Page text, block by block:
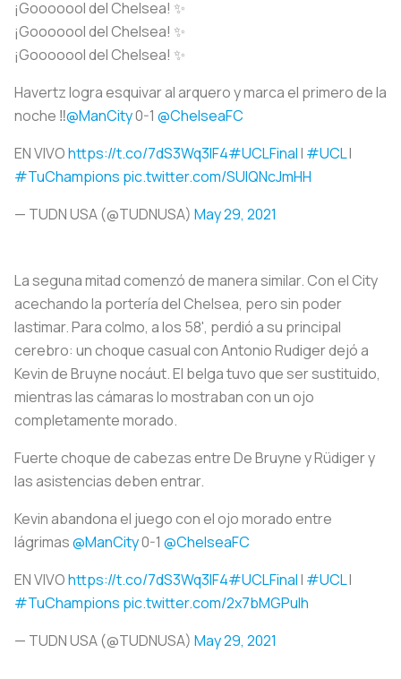
¡Gooooool del Chelsea! ✨
¡Gooooool del Chelsea! ✨
¡Gooooool del Chelsea! ✨
Havertz logra esquivar al arquero y marca el primero de la
noche ‼️@ManCity0-1 @ChelseaFC
EN VIVOhttps://t.co/7dS3Wq3IF4#UCLFinall #UCLl
#TuChampions pic.twitter.com/SUlQNcJmHH
— TUDN USA (@TUDNUSA) May 29, 2021
La seguna mitad comenzó de manera similar. Con el City
acechando la portería del Chelsea, pero sin poder
lastimar. Para colmo, a los 58', perdió a su principal
cerebro: un choque casual con Antonio Rudiger dejó a
Kevin de Bruyne nocáut. El belga tuvo que ser sustituido,
mientras las cámaras lo mostraban con un ojo
completamente morado.
Fuerte choque de cabezas entre De Bruyne y Rüdiger y
las asistencias deben entrar.
Kevin abandona el juego con el ojo morado entre
lágrimas@ManCity0-1 @ChelseaFC
EN VIVOhttps://t.co/7dS3Wq3IF4#UCLFinall #UCLl
#TuChampions pic.twitter.com/2x7bMGPulh
— TUDN USA (@TUDNUSA) May 29, 2021